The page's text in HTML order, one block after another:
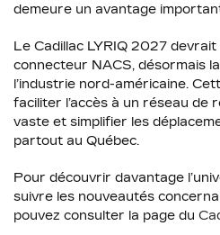
demeure un avantage
Le Cadillac LYRIQ 2027
connecteur NACS, désormais
l’industrie nord-américaine.
faciliter l’accès à un réseau de
vaste et simplifier les
partout au Québec.
Pour découvrir davantage
suivre les nouveautés
pouvez consulter la page du